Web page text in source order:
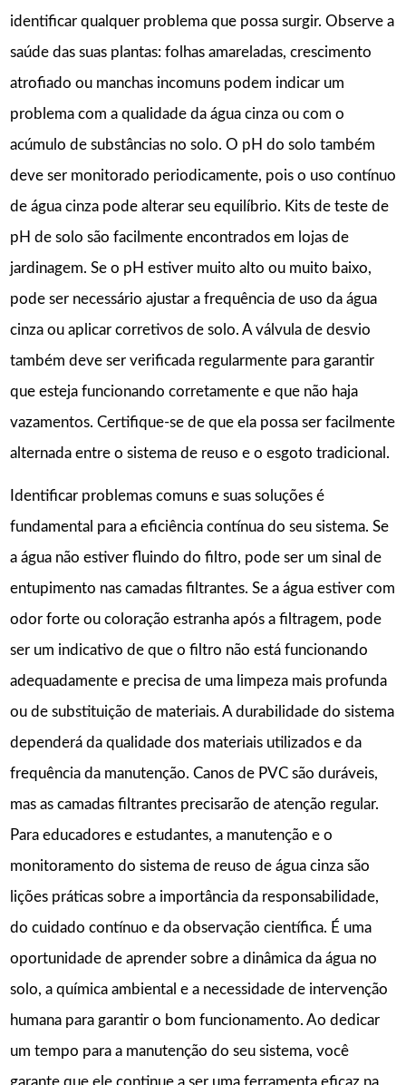
identificar qualquer problema que possa surgir. Observe a
saúde das suas plantas: folhas amareladas, crescimento
atrofiado ou manchas incomuns podem indicar um
problema com a qualidade da água cinza ou com o
acúmulo de substâncias no solo. O pH do solo também
deve ser monitorado periodicamente, pois o uso contínuo
de água cinza pode alterar seu equilíbrio. Kits de teste de
pH de solo são facilmente encontrados em lojas de
jardinagem. Se o pH estiver muito alto ou muito baixo,
pode ser necessário ajustar a frequência de uso da água
cinza ou aplicar corretivos de solo. A válvula de desvio
também deve ser verificada regularmente para garantir
que esteja funcionando corretamente e que não haja
vazamentos. Certifique-se de que ela possa ser facilmente
alternada entre o sistema de reuso e o esgoto tradicional.
Identificar problemas comuns e suas soluções é
fundamental para a eficiência contínua do seu sistema. Se
a água não estiver fluindo do filtro, pode ser um sinal de
entupimento nas camadas filtrantes. Se a água estiver com
odor forte ou coloração estranha após a filtragem, pode
ser um indicativo de que o filtro não está funcionando
adequadamente e precisa de uma limpeza mais profunda
ou de substituição de materiais. A durabilidade do sistema
dependerá da qualidade dos materiais utilizados e da
frequência da manutenção. Canos de PVC são duráveis,
mas as camadas filtrantes precisarão de atenção regular.
Para educadores e estudantes, a manutenção e o
monitoramento do sistema de reuso de água cinza são
lições práticas sobre a importância da responsabilidade,
do cuidado contínuo e da observação científica. É uma
oportunidade de aprender sobre a dinâmica da água no
solo, a química ambiental e a necessidade de intervenção
humana para garantir o bom funcionamento. Ao dedicar
um tempo para a manutenção do seu sistema, você
garante que ele continue a ser uma ferramenta eficaz na